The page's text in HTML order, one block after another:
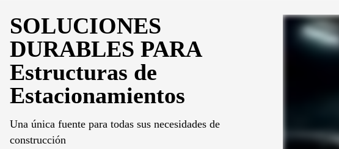
SOLUCIONES
DURABLES PARA
Estructuras de
Estacionamientos
Una única fuente para todas sus necesidades de
construcción